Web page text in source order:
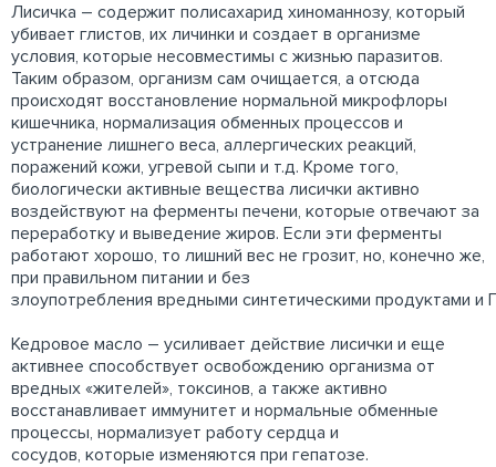
Лисичка – содержит полисахарид хиноманнозу, который
убивает глистов, их личинки и создает в организме
условия, которые несовместимы с жизнью паразитов.
Таким образом, организм сам очищается, а отсюда
происходят восстановление нормальной микрофлоры
кишечника, нормализация обменных процессов и
устранение лишнего веса, аллергических реакций,
поражений кожи, угревой сыпи и т.д. Кроме того,
биологически активные вещества лисички активно
воздействуют на ферменты печени, которые отвечают за
переработку и выведение жиров. Если эти ферменты
работают хорошо, то лишний вес не грозит, но, конечно же,
при правильном питании и без
злоупотребления вредными синтетическими продуктами и
Кедровое масло – усиливает действие лисички и еще
активнее способствует освобождению организма от
вредных «жителей», токсинов, а также активно
восстанавливает иммунитет и нормальные обменные
процессы, нормализует работу сердца и
сосудов, которые изменяются при гепатозе.